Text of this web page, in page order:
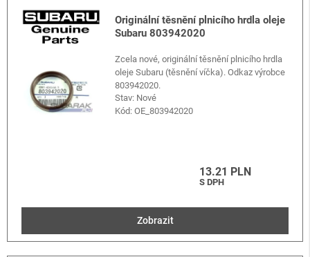
Originální těsnění plnicího hrdla oleje
Subaru 803942020
Zcela nové, originální těsnění plnicího hrdla
oleje Subaru (těsnění víčka). Odkaz výrobce
803942020.
Stav: Nové
Kód:OE_803942020
13.21 PLN
S DPH
Zobrazit